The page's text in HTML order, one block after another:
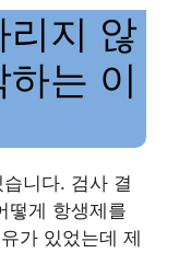
리지 않
는 이
니다. 검사 결
떻게 항생제를
가 있었는데 제